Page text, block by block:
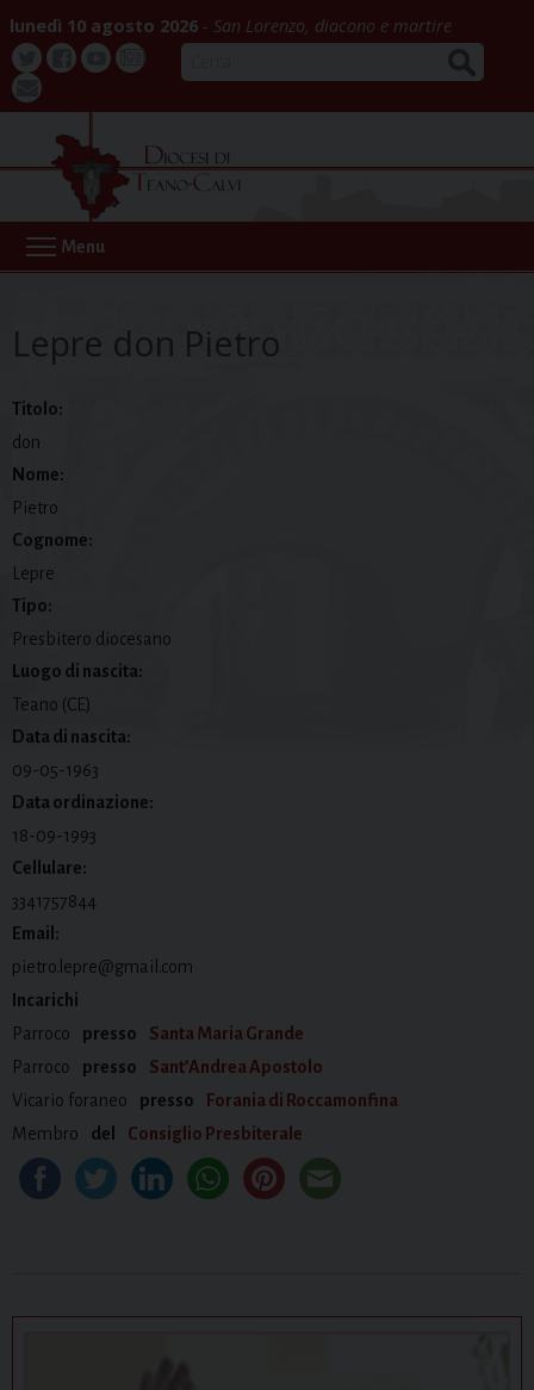
content
lunedì 10 agosto 2026 San Lorenzo, diacono e martire
Twitter
Buona
webmail
Menu
Lepre don Pietro
Titolo:
don
Nome:
Pietro
Cognome:
Lepre
Tipo:
Presbitero diocesano
Luogo di nascita:
Teano (CE)
Data di nascita:
09-05-1963
Data ordinazione:
18-09-1993
Cellulare:
3341757844
Email:
pietro.lepre@gmail.com
Incarichi
Parroco
presso
Santa Maria Grande
Parroco
presso
Sant’Andrea Apostolo
Vicario foraneo
presso
Forania di Roccamonfina
Membro
del Consiglio Presbiterale